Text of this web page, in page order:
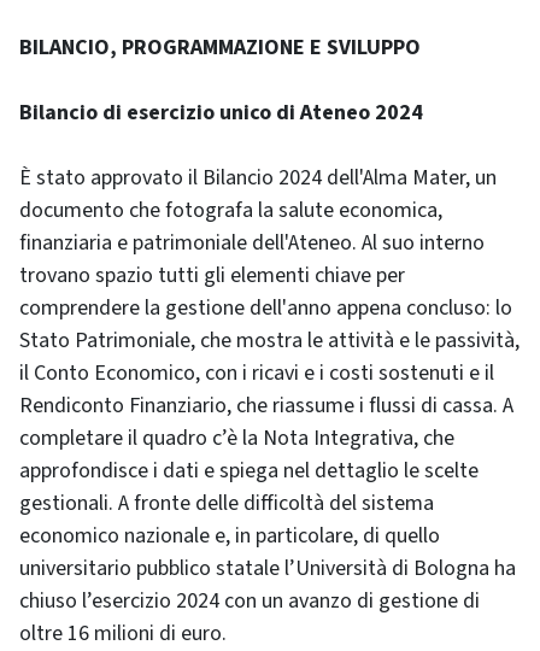
BILANCIO, PROGRAMMAZIONE E SVILUPPO
Bilancio di esercizio unico di Ateneo 2024
È stato approvato il Bilancio 2024 dell'Alma Mater, un
documento che fotografa la salute economica,
finanziaria e patrimoniale dell'Ateneo. Al suo interno
trovano spazio tutti gli elementi chiave per
comprendere la gestione dell'anno appena concluso: lo
Stato Patrimoniale, che mostra le attività e le passività,
il Conto Economico, con i ricavi e i costi sostenuti e il
Rendiconto Finanziario, che riassume i flussi di cassa. A
completare il quadro c’è la Nota Integrativa, che
approfondisce i dati e spiega nel dettaglio le scelte
gestionali. A fronte delle difficoltà del sistema
economico nazionale e, in particolare, di quello
universitario pubblico statale l’Università di Bologna ha
chiuso l’esercizio 2024 con un avanzo di gestione di
oltre 16 milioni di euro.